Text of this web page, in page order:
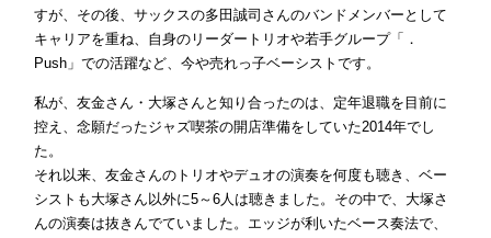
すが、その後、サックスの多田誠司さんのバンドメンバーとして
キャリアを重ね、自身のリーダートリオや若手グループ「．
Push」での活躍など、今や売れっ子ベーシストです。
私が、友金さん・大塚さんと知り合ったのは、定年退職を目前に
控え、念願だったジャズ喫茶の開店準備をしていた2014年でし
た。
それ以来、友金さんのトリオやデュオの演奏を何度も聴き、ベー
シストも大塚さん以外に5～6人は聴きました。その中で、大塚さ
んの演奏は抜きんでていました。エッジが利いたベース奏法で、